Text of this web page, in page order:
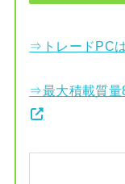
⇒トレードPC
⇒最大積載質量